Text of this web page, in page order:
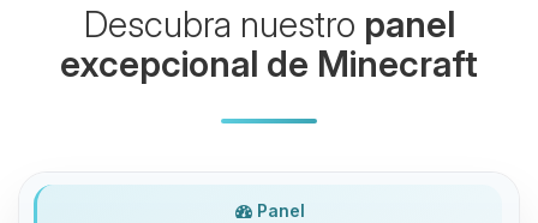
Descubra nuestro panel
excepcional de Minecraft
Panel
07/08/2026 19:53